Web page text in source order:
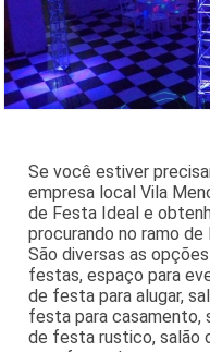
Se você estiver
empresa local Vila
de Festa Ideal e
procurando no ramo
São diversas as
festas, espaço para
de festa para alugar,
festa para casamento,
de festa rustico, salão